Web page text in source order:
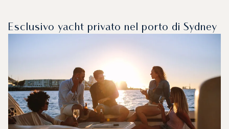
Esclusivo yacht privato nel porto di Sydney